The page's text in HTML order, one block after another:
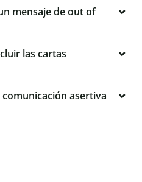
mensaje de out of
las cartas
asertiva